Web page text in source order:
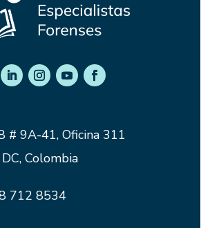
# 9A-41, Oficina 311
Colombia
712 8534